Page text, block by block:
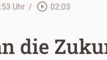
Uhr / play_circle_outline 02:03
die